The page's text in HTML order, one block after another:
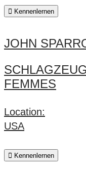
Kennenlernen
JOHN
FEMMES
Location:
USA
Kennenlernen